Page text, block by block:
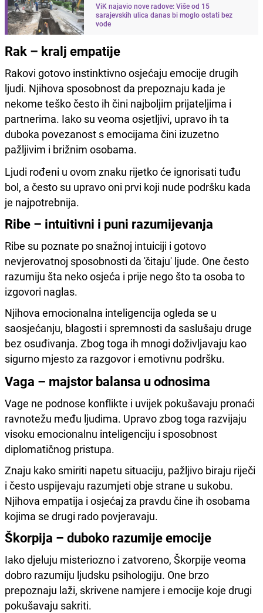
ViK najavio nove radove: Više od 15
sarajevskih ulica danas bi moglo ostati bez
vode
Rak – kralj empatije
Rakovi gotovo instinktivno osjećaju emocije drugih
ljudi. Njihova sposobnost da prepoznaju kada je
nekome teško često ih čini najboljim prijateljima i
partnerima. Iako su veoma osjetljivi, upravo ih ta
duboka povezanost s emocijama čini izuzetno
pažljivim i brižnim osobama.
Ljudi rođeni u ovom znaku rijetko će ignorisati tuđu
bol, a često su upravo oni prvi koji nude podršku kada
je najpotrebnija.
Ribe – intuitivni i puni razumijevanja
Ribe su poznate po snažnoj intuiciji i gotovo
nevjerovatnoj sposobnosti da 'čitaju' ljude. One često
razumiju šta neko osjeća i prije nego što ta osoba to
izgovori naglas.
Njihova emocionalna inteligencija ogleda se u
saosjećanju, blagosti i spremnosti da saslušaju druge
bez osuđivanja. Zbog toga ih mnogi doživljavaju kao
sigurno mjesto za razgovor i emotivnu podršku.
Vaga – majstor balansa u odnosima
Vage ne podnose konflikte i uvijek pokušavaju pronaći
ravnotežu među ljudima. Upravo zbog toga razvijaju
visoku emocionalnu inteligenciju i sposobnost
diplomatičnog pristupa.
Znaju kako smiriti napetu situaciju, pažljivo biraju riječi
i često uspijevaju razumjeti obje strane u sukobu.
Njihova empatija i osjećaj za pravdu čine ih osobama
kojima se drugi rado povjeravaju.
Škorpija – duboko razumije emocije
Iako djeluju misteriozno i zatvoreno, Škorpije veoma
dobro razumiju ljudsku psihologiju. One brzo
prepoznaju laži, skrivene namjere i emocije koje drugi
pokušavaju sakriti.